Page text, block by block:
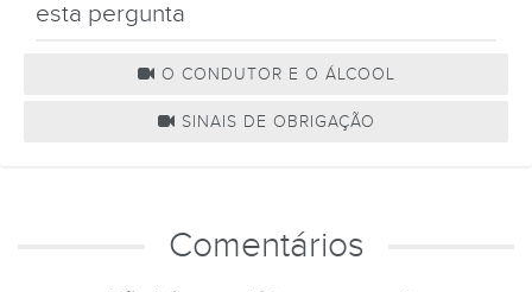
esta pergunta
O CONDUTOR E O ÁLCOOL
SINAIS DE OBRIGAÇÃO
Comentários